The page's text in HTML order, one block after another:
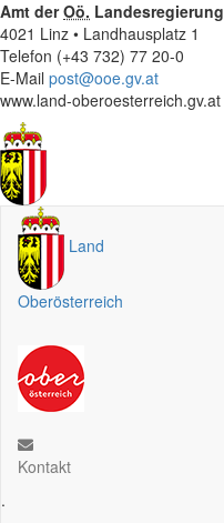
Amt derOö. Landesregierung
4021 Linz • Landhausplatz 1
Telefon (+43 732) 77 20-0
E-Mail post@ooe.gv.at
www.land-oberoesterreich.gv.at
Land
Oberösterreich
Kontakt
.